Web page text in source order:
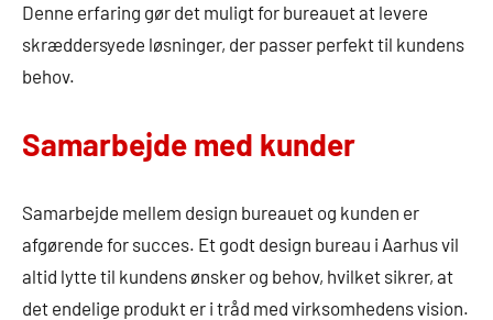
Denne erfaring gør det muligt for bureauet at levere
skræddersyede løsninger, der passer perfekt til kundens
behov.
Samarbejde med kunder
Samarbejde mellem design bureauet og kunden er
afgørende for succes. Et godt design bureau i Aarhus vil
altid lytte til kundens ønsker og behov, hvilket sikrer, at
det endelige produkt er i tråd med virksomhedens vision.